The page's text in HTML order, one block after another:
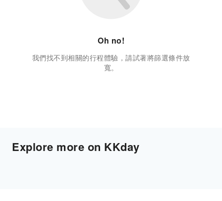
Oh no!
我們找不到相關的行程體驗，請試著將篩選條件放
寬。
Explore more on KKday